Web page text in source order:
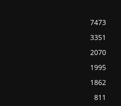
7473
3351
2070
1995
1862
811